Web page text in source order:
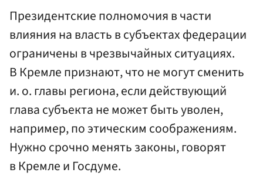
Президентские полномочия в части
влияния на власть в субъектах федерации
ограничены в чрезвычайных ситуациях.
В Кремле признают, что не могут сменить
и. о. главы региона, если действующий
глава субъекта не может быть уволен,
например, по этическим соображениям.
Нужно срочно менять законы, говорят
в Кремле и Госдуме.